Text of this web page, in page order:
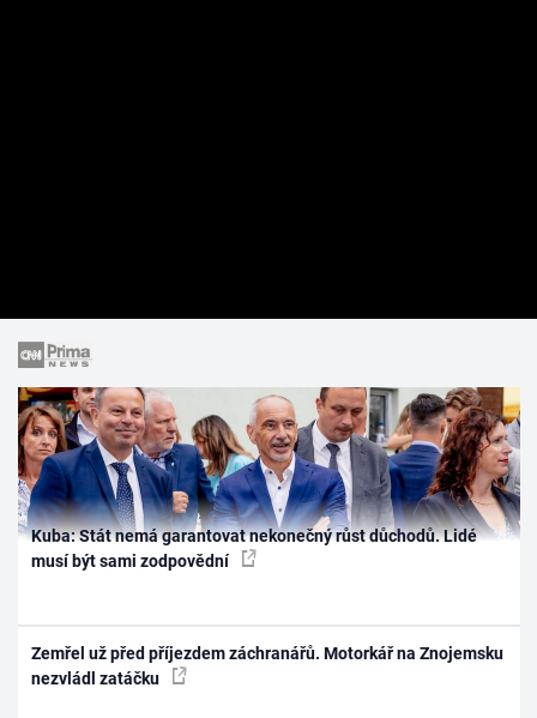
Kuba: Stát nemá garantovat nekonečný růst důchodů. Lidé
musí být sami zodpovědní
Zemřel už před příjezdem záchranářů. Motorkář na Znojemsku
nezvládl zatáčku